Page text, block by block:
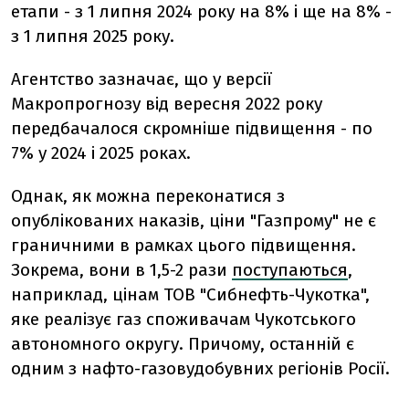
етапи - з 1 липня 2024 року на 8% і ще на 8% -
з 1 липня 2025 року.
Агентство зазначає, що у версії
Макропрогнозу від вересня 2022 року
передбачалося скромніше підвищення - по
7% у 2024 і 2025 роках.
Однак, як можна переконатися з
опублікованих наказів, ціни "Газпрому" не є
граничними в рамках цього підвищення.
Зокрема, вони в 1,5-2 рази поступаються,
наприклад, цінам ТОВ "Сибнефть-Чукотка",
яке реалізує газ споживачам Чукотського
автономного округу. Причому, останній є
одним з нафто-газовудобувних регіонів Росії.